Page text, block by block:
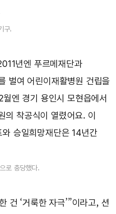
구.
년엔 푸르메재단과
벌여 어린이재활병원 건립을
엔 경기 용인시 모현읍에서
의 착공식이 열렸어요. 이
승일희망재단은 14년간
로 충당했다.
건 ‘거룩한 자극’”이라고, 션